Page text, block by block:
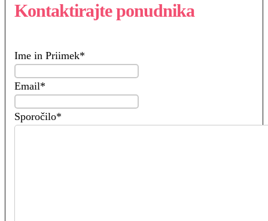
Kontaktirajte ponudnika
Ime in Priimek*
Email*
Sporočilo*